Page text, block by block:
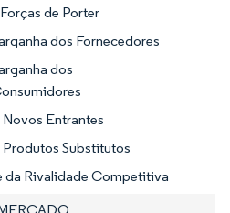
de Porter
dos Fornecedores
dos
Entrantes
Produtos Substitutos
da Rivalidade Competitiva